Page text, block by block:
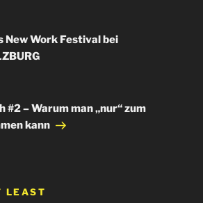
New Work Festival bei
#2 – Warum man „nur“ zum
kann
LEAST